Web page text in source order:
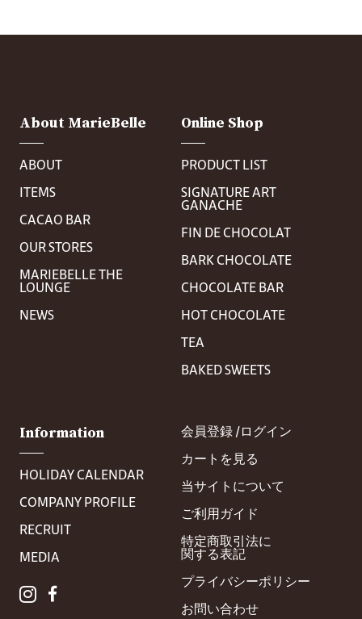
About MarieBelle
ABOUT
ITEMS
CACAO BAR
OUR STORES
MARIEBELLE THE
LOUNGE
NEWS
Online Shop
PRODUCT LIST
SIGNATURE ART
GANACHE
FIN DE CHOCOLAT
BARK CHOCOLATE
CHOCOLATE BAR
HOT CHOCOLATE
TEA
BAKED SWEETS
会員登録 /ログイン
カートを見る
当サイトについて
ご利用ガイド
特定商取引法に
関する表記
プライバシーポリシー
お問い合わせ
Information
HOLIDAY CALENDAR
COMPANY PROFILE
RECRUIT
MEDIA